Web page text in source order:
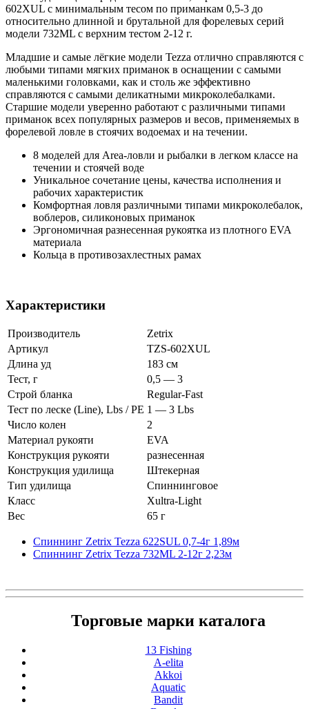
602XUL с минимальным тесом по приманкам 0,5-3 до
относительно длинной и брутальной для форелевых серий
модели 732ML с верхним тестом 2-12 г.
Младшие и самые лёгкие модели Tezza отлично справляются с
любыми типами мягких приманок в оснащении с самыми
маленькими головками, как и столь же эффективно
справляются с самыми деликатными микроколебалками.
Старшие модели уверенно работают с различными типами
приманок всех популярных размеров и весов, применяемых в
форелевой ловле в стоячих водоемах и на течении.
8 моделей для Area-ловли и рыбалки в легком классе на
течении и стоячей воде
Уникальное сочетание цены, качества исполнения и
рабочих характеристик
Комфортная ловля различными типами микроколебалок,
воблеров, силиконовых приманок
Эргономичная разнесенная рукоятка из плотного EVA
материала
Кольца в противозахлестных рамах
Характеристики
Производитель
Zetrix
Артикул
TZS-602XUL
Длина уд
183 см
Тест, г
0,5 — 3
Строй бланка
Regular-Fast
Тест по леске (Line), Lbs / PE 1 — 3 Lbs
Число колен
2
Материал рукояти
EVA
Конструкция рукояти
разнесенная
Конструкция удилища
Штекерная
Тип удилища
Спиннинговое
Класс
Xultra-Light
Вес
65 г
Спиннинг Zetrix Tezza 622SUL 0,7-4г 1,89м
Спиннинг Zetrix Tezza 732ML 2-12г 2,23м
Торговые марки каталога
13 Fishing
A-elita
Akkoi
Aquatic
Bandit